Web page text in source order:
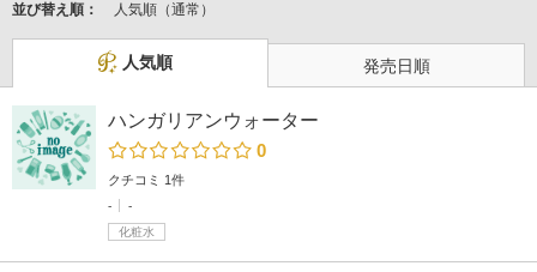
並び替え順：
人気順（通常）
人気順 発売日順
ハンガリアンウォーター
0
クチコミ 1件
-
-
化粧水